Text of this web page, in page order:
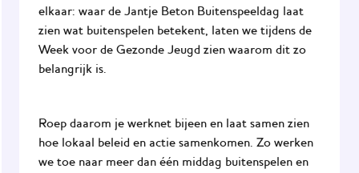
elkaar: waar de Jantje Beton Buitenspeeldag laat
zien wat buitenspelen betekent, laten we tijdens de
Week voor de Gezonde Jeugd zien waarom dit zo
belangrijk is.
Roep daarom je werknet bijeen en laat samen zien
hoe lokaal beleid en actie samenkomen. Zo werken
we toe naar meer dan één middag buitenspelen en